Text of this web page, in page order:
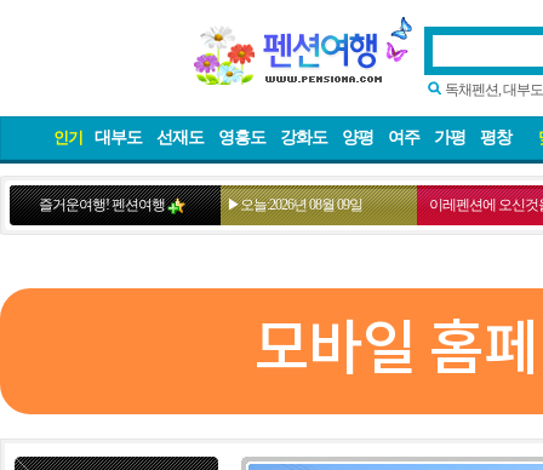
독채펜션, 대부
인기 대부도 선재도 영흥도 강화도 양평 여주 가평 평창
즐거운여행! 펜션여행 ▶오늘:2026년 08월 09일 이레펜션에 오신것
모바일 홈